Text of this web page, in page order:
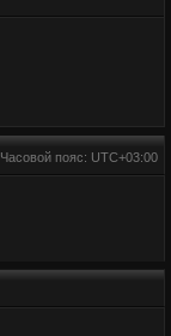
Часовой пояс: UTC+03:00